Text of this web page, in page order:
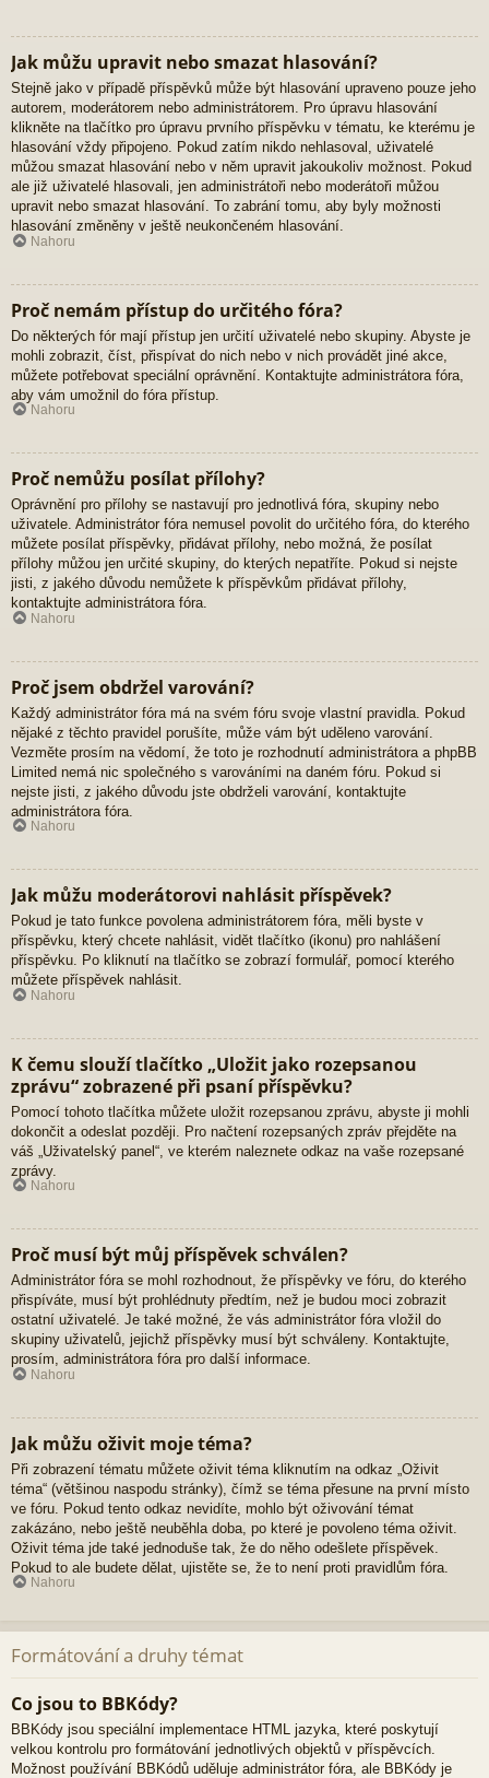
Jak můžu upravit nebo smazat hlasování?
Stejně jako v případě příspěvků může být hlasování upraveno pouze jeho
autorem, moderátorem nebo administrátorem. Pro úpravu hlasování
klikněte na tlačítko pro úpravu prvního příspěvku v tématu, ke kterému je
hlasování vždy připojeno. Pokud zatím nikdo nehlasoval, uživatelé
můžou smazat hlasování nebo v něm upravit jakoukoliv možnost. Pokud
ale již uživatelé hlasovali, jen administrátoři nebo moderátoři můžou
upravit nebo smazat hlasování. To zabrání tomu, aby byly možnosti
hlasování změněny v ještě neukončeném hlasování.
Nahoru
Proč nemám přístup do určitého fóra?
Do některých fór mají přístup jen určití uživatelé nebo skupiny. Abyste je
mohli zobrazit, číst, přispívat do nich nebo v nich provádět jiné akce,
můžete potřebovat speciální oprávnění. Kontaktujte administrátora fóra,
aby vám umožnil do fóra přístup.
Nahoru
Proč nemůžu posílat přílohy?
Oprávnění pro přílohy se nastavují pro jednotlivá fóra, skupiny nebo
uživatele. Administrátor fóra nemusel povolit do určitého fóra, do kterého
můžete posílat příspěvky, přidávat přílohy, nebo možná, že posílat
přílohy můžou jen určité skupiny, do kterých nepatříte. Pokud si nejste
jisti, z jakého důvodu nemůžete k příspěvkům přidávat přílohy,
kontaktujte administrátora fóra.
Nahoru
Proč jsem obdržel varování?
Každý administrátor fóra má na svém fóru svoje vlastní pravidla. Pokud
nějaké z těchto pravidel porušíte, může vám být uděleno varování.
Vezměte prosím na vědomí, že toto je rozhodnutí administrátora a phpBB
Limited nemá nic společného s varováními na daném fóru. Pokud si
nejste jisti, z jakého důvodu jste obdrželi varování, kontaktujte
administrátora fóra.
Nahoru
Jak můžu moderátorovi nahlásit příspěvek?
Pokud je tato funkce povolena administrátorem fóra, měli byste v
příspěvku, který chcete nahlásit, vidět tlačítko (ikonu) pro nahlášení
příspěvku. Po kliknutí na tlačítko se zobrazí formulář, pomocí kterého
můžete příspěvek nahlásit.
Nahoru
K čemu slouží tlačítko „Uložit jako rozepsanou
zprávu“ zobrazené při psaní příspěvku?
Pomocí tohoto tlačítka můžete uložit rozepsanou zprávu, abyste ji mohli
dokončit a odeslat později. Pro načtení rozepsaných zpráv přejděte na
váš „Uživatelský panel“, ve kterém naleznete odkaz na vaše rozepsané
zprávy.
Nahoru
Proč musí být můj příspěvek schválen?
Administrátor fóra se mohl rozhodnout, že příspěvky ve fóru, do kterého
přispíváte, musí být prohlédnuty předtím, než je budou moci zobrazit
ostatní uživatelé. Je také možné, že vás administrátor fóra vložil do
skupiny uživatelů, jejichž příspěvky musí být schváleny. Kontaktujte,
prosím, administrátora fóra pro další informace.
Nahoru
Jak můžu oživit moje téma?
Při zobrazení tématu můžete oživit téma kliknutím na odkaz „Oživit
téma“ (většinou naspodu stránky), čímž se téma přesune na první místo
ve fóru. Pokud tento odkaz nevidíte, mohlo být oživování témat
zakázáno, nebo ještě neuběhla doba, po které je povoleno téma oživit.
Oživit téma jde také jednoduše tak, že do něho odešlete příspěvek.
Pokud to ale budete dělat, ujistěte se, že to není proti pravidlům fóra.
Nahoru
Formátování a druhy témat
Co jsou to BBKódy?
BBKódy jsou speciální implementace HTML jazyka, které poskytují
velkou kontrolu pro formátování jednotlivých objektů v příspěvcích.
Možnost používání BBKódů uděluje administrátor fóra, ale BBKódy je